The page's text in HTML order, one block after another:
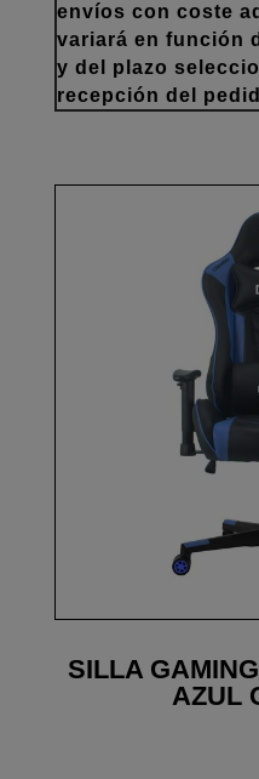
envíos con coste
variará en función
y del plazo
recepción del
SILLA
AZUL